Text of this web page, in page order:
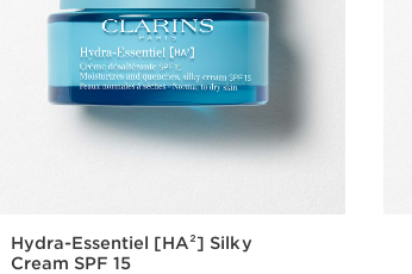
Hydra-Essentiel [HA²] Silky
Cream SPF 15